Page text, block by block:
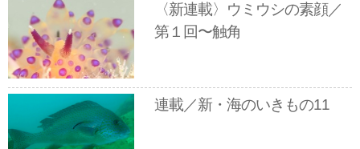
〈新連載〉ウミウシの素顔／
第１回〜触角
連載／新・海のいきもの11